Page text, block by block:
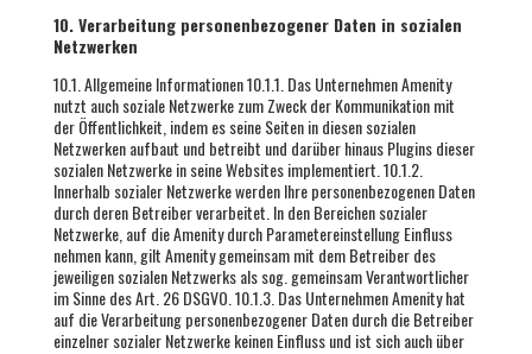
10. Verarbeitung personenbezogener Daten in sozialen
Netzwerken
10.1. Allgemeine Informationen 10.1.1. Das Unternehmen Amenity
nutzt auch soziale Netzwerke zum Zweck der Kommunikation mit
der Öffentlichkeit, indem es seine Seiten in diesen sozialen
Netzwerken aufbaut und betreibt und darüber hinaus Plugins dieser
sozialen Netzwerke in seine Websites implementiert. 10.1.2.
Innerhalb sozialer Netzwerke werden Ihre personenbezogenen Daten
durch deren Betreiber verarbeitet. In den Bereichen sozialer
Netzwerke, auf die Amenity durch Parametereinstellung Einfluss
nehmen kann, gilt Amenity gemeinsam mit dem Betreiber des
jeweiligen sozialen Netzwerks als sog. gemeinsam Verantwortlicher
im Sinne des Art. 26 DSGVO. 10.1.3. Das Unternehmen Amenity hat
auf die Verarbeitung personenbezogener Daten durch die Betreiber
einzelner sozialer Netzwerke keinen Einfluss und ist sich auch über